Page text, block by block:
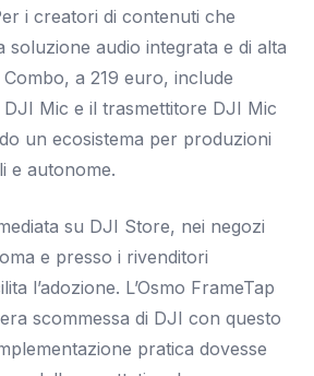
i creatori di contenuti che
soluzione audio integrata e di alta
a 219 euro, include
Mic e il trasmettitore DJI Mic
un ecosistema per produzioni
e autonome.
su DJI Store, nei negozi
e presso i rivenditori
l’adozione. L’Osmo FrameTap
scommessa di DJI con questo
pratica dovesse